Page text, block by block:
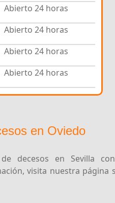
Abierto 24 horas
Abierto 24 horas
Abierto 24 horas
Abierto 24 horas
en Oviedo
decesos en Sevilla
visita nuestra página